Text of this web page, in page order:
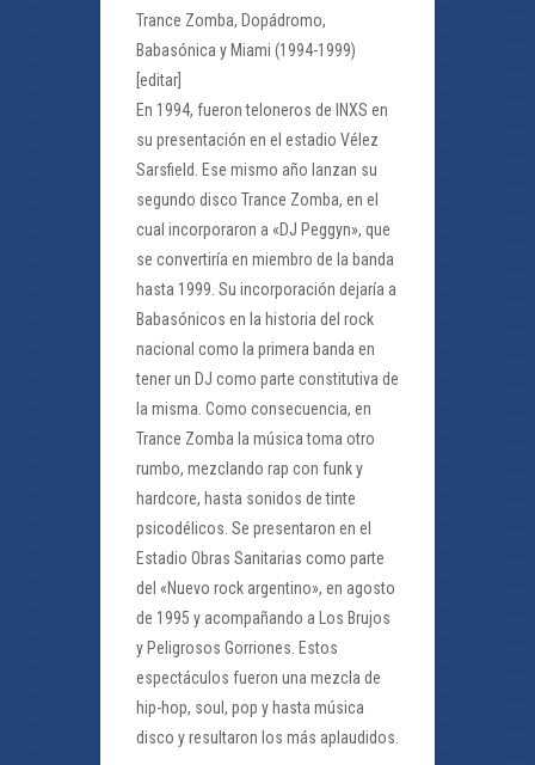
Trance Zomba, Dopádromo,
Babasónica y Miami (1994-1999)
[editar]
En 1994, fueron teloneros de INXS en
su presentación en el estadio Vélez
Sarsfield. Ese mismo año lanzan su
segundo disco Trance Zomba, en el
cual incorporaron a «DJ Peggyn», que
se convertiría en miembro de la banda
hasta 1999. Su incorporación dejaría a
Babasónicos en la historia del rock
nacional como la primera banda en
tener un DJ como parte constitutiva de
la misma. Como consecuencia, en
Trance Zomba la música toma otro
rumbo, mezclando rap con funk y
hardcore, hasta sonidos de tinte
psicodélicos. Se presentaron en el
Estadio Obras Sanitarias como parte
del «Nuevo rock argentino», en agosto
de 1995 y acompañando a Los Brujos
y Peligrosos Gorriones. Estos
espectáculos fueron una mezcla de
hip-hop, soul, pop y hasta música
disco y resultaron los más aplaudidos.